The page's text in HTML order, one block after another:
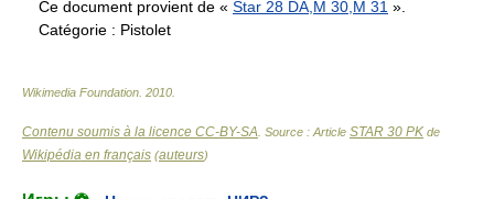
Ce document provient de « Star 28 DA,M 30,M 31 ».
Catégorie : Pistolet
Wikimedia Foundation 2010
Contenu soumis à la licence CC-BY-SA . Source : Article STAR 30 PK de
Wikipédia en français (auteurs)